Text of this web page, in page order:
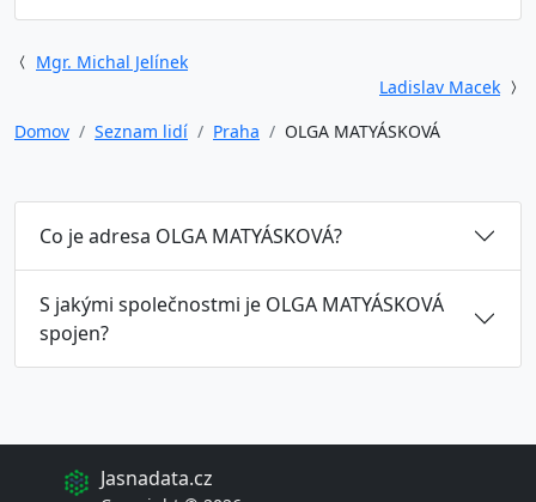
Mgr. Michal Jelínek
Ladislav Macek
Domov
Seznam lidí Praha OLGA MATYÁSKOVÁ
Co je adresa OLGA MATYÁSKOVÁ?
S jakými společnostmi je OLGA MATYÁSKOVÁ
spojen?
Jasnadata.cz